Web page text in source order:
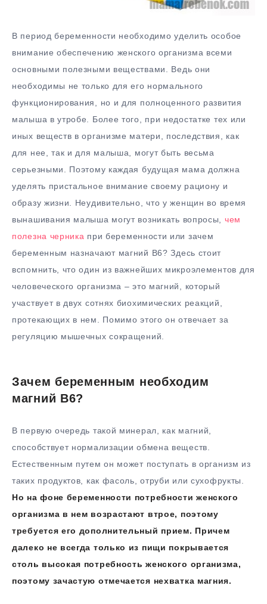
В период беременности необходимо уделить особое
внимание обеспечению женского организма всеми
основными полезными веществами. Ведь они
необходимы не только для его нормального
функционирования, но и для полноценного развития
малыша в утробе. Более того, при недостатке тех или
иных веществ в организме матери, последствия, как
для нее, так и для малыша, могут быть весьма
серьезными. Поэтому каждая будущая мама должна
уделять пристальное внимание своему рациону и
образу жизни. Неудивительно, что у женщин во время
вынашивания малыша могут возникать вопросы, чем
полезна черника при беременности или зачем
беременным назначают магний В6? Здесь стоит
вспомнить, что один из важнейших микроэлементов для
человеческого организма – это магний, который
участвует в двух сотнях биохимических реакций,
протекающих в нем. Помимо этого он отвечает за
регуляцию мышечных сокращений.
Зачем беременным необходим
магний В6?
В первую очередь такой минерал, как магний,
способствует нормализации обмена веществ.
Естественным путем он может поступать в организм из
таких продуктов, как фасоль, отруби или сухофрукты.
Но на фоне беременности потребности женского
организма в нем возрастают втрое, поэтому
требуется его дополнительный прием. Причем
далеко не всегда только из пищи покрывается
столь высокая потребность женского организма,
поэтому зачастую отмечается нехватка магния.